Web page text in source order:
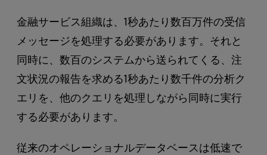
金融サービス組織は、1秒あたり数百万件の受信
メッセージを処理する必要があります。それと
同時に、数百のシステムから送られてくる、注
文状況の報告を求める1秒あたり数千件の分析ク
エリを、他のクエリを処理しながら同時に実行
する必要があります。
従来のオペレーショナルデータベースは低速で